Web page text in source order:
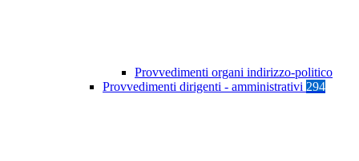
Provvedimenti organi indirizzo-politico
Provvedimenti dirigenti - amministrativi 294